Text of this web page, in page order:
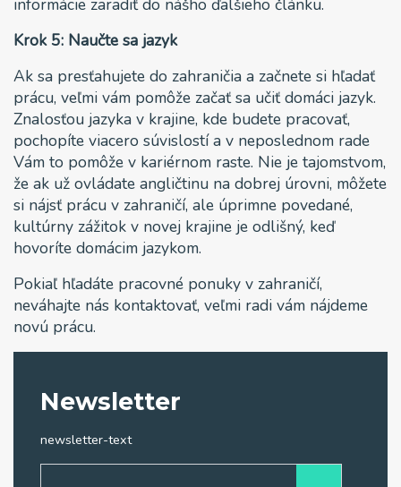
Krok 5: Naučte sa jazyk
Ak sa presťahujete do zahraničia a začnete si hľadať
prácu, veľmi vám pomôže začať sa učiť domáci jazyk.
Znalosťou jazyka v krajine, kde budete pracovať,
pochopíte viacero súvislostí a v neposlednom rade
Vám to pomôže v kariérnom raste. Nie je tajomstvom,
že ak už ovládate angličtinu na dobrej úrovni, môžete
si nájsť prácu v zahraničí, ale úprimne povedané,
kultúrny zážitok v novej krajine je odlišný, keď
hovoríte domácim jazykom.
Pokiaľ hľadáte pracovné ponuky v zahraničí,
neváhajte nás kontaktovať, veľmi radi vám nájdeme
novú prácu.
Newsletter
newsletter-text